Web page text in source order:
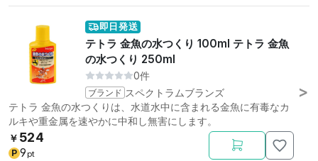
即日発送
テトラ 金魚の水つくり 100ml テトラ 金魚
の水つくり 250ml
0件
ブランド スペクトラムブランズ
テトラ 金魚の水つくりは、水道水中に含まれる金魚に有毒なカ
ルキや重金属を速やかに中和し無害にします。
￥ 524
P 9 pt